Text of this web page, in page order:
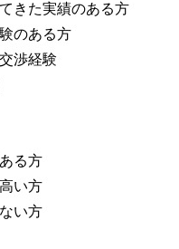
きた実績のある方
のある方
渉経験
る方
い方
い方